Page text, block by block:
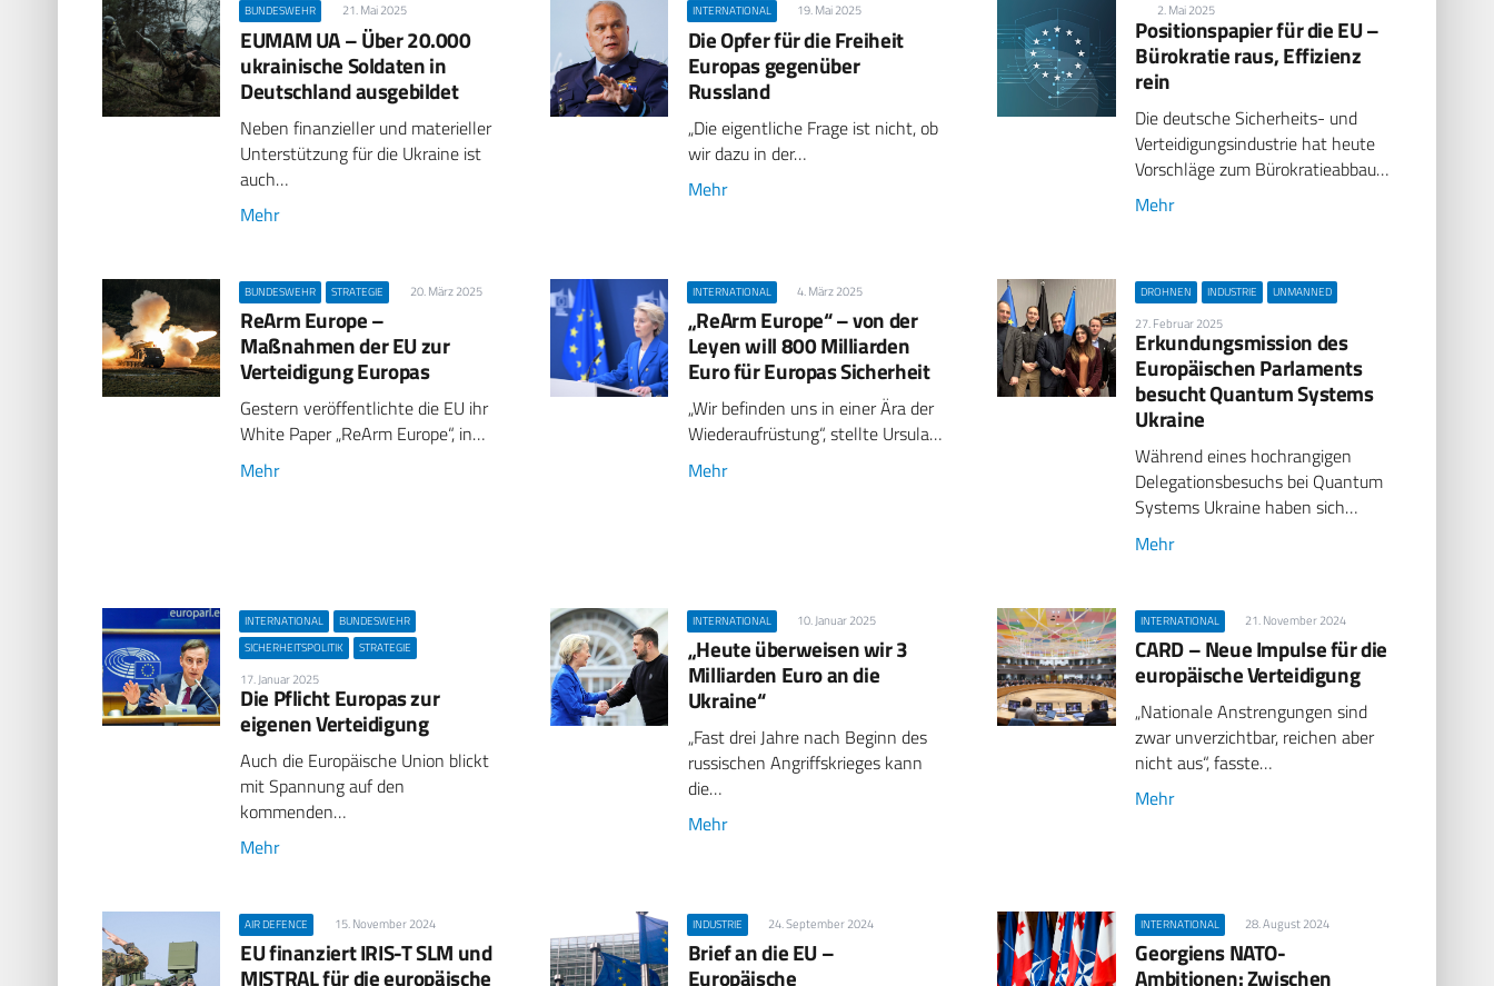
BUNDESWEHR 21. Mai 2025
EUMAM UA – Über 20.000
ukrainische Soldaten in
Deutschland ausgebildet
Neben finanzieller und materieller
Unterstützung für die Ukraine ist
auch…
Mehr
INTERNATIONAL 19. Mai 2025
Die Opfer für die Freiheit
Europas gegenüber
Russland
„Die eigentliche Frage ist nicht, ob
wir dazu in der…
Mehr
2. Mai 2025
Positionspapier für die EU –
Bürokratie raus, Effizienz
rein
Die deutsche Sicherheits- und
Verteidigungsindustrie hat heute
Vorschläge zum Bürokratieabbau…
Mehr
BUNDESWEHR STRATEGIE 20. März 2025
ReArm Europe –
Maßnahmen der EU zur
Verteidigung Europas
Gestern veröffentlichte die EU ihr
White Paper „ReArm Europe“, in…
Mehr
INTERNATIONAL 4. März 2025
„ReArm Europe“ – von der
Leyen will 800 Milliarden
Euro für Europas Sicherheit
„Wir befinden uns in einer Ära der
Wiederaufrüstung“, stellte Ursula…
Mehr
DROHNEN INDUSTRIE UNMANNED
27. Februar 2025
Erkundungsmission des
Europäischen Parlaments
besucht Quantum Systems
Ukraine
Während eines hochrangigen
Delegationsbesuchs bei Quantum
Systems Ukraine haben sich…
Mehr
INTERNATIONAL
BUNDESWEHR
SICHERHEITSPOLITIK
STRATEGIE
17. Januar 2025
Die Pflicht Europas zur
eigenen Verteidigung
Auch die Europäische Union blickt
mit Spannung auf den
kommenden…
Mehr
INTERNATIONAL 10. Januar 2025
„Heute überweisen wir 3
Milliarden Euro an die
Ukraine“
„Fast drei Jahre nach Beginn des
russischen Angriffskrieges kann
die…
Mehr
INTERNATIONAL 21. November 2024
CARD – Neue Impulse für die
europäische Verteidigung
„Nationale Anstrengungen sind
zwar unverzichtbar, reichen aber
nicht aus“, fasste…
Mehr
AIR DEFENCE 15. November 2024
EU finanziert IRIS-T SLM und
MISTRAL für die europäische
INDUSTRIE 24. September 2024
Brief an die EU –
Europäische
INTERNATIONAL 28. August 2024
Georgiens NATO-
Ambitionen: Zwischen